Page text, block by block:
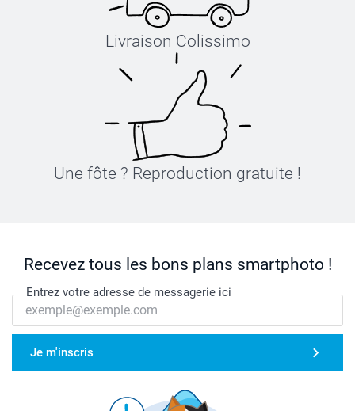
Livraison Colissimo
Une fôte ? Reproduction gratuite !
Recevez tous les bons plans smartphoto !
Entrez votre adresse de messagerie ici
Je m'inscris